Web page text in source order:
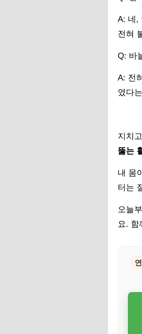
A: 네,
전혀
Q: 바
A: 전
였다
지치
뚫는
내 몸
터는
오늘
요. 함